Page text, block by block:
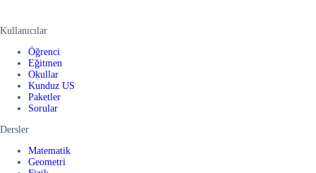
Kullanıcılar
Öğrenci
Eğitmen
Okullar
Kunduz US
Paketler
Sorular
Dersler
Matematik
Geometri